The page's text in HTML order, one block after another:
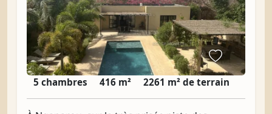
5 chambres 416 m² 2261 m² de terrain